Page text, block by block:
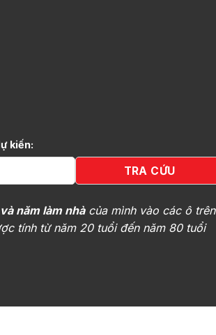
kiến:
năm làm nhàcủa mình vào các ô trên
tính từ năm 20 tuổi đến năm 80 tuổi